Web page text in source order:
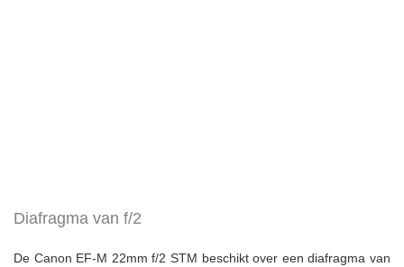
Diafragma van f/2
De Canon EF-M 22mm f/2 STM beschikt over een diafragma van